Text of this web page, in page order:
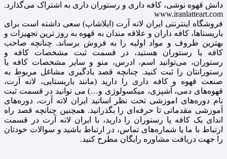
دانش قهوه نوشی، کافه داری و رستوران داری به اشتراک می‌گذارد.
www.iranlatteart.com
فروشگاه اینترنتی ایران لاته آرت (ایلاشاپ) سعی داشته است برای
باریستاها، کافه داران و علاقه مندان به قهوه به روز ترین تجهیزات و
بهترین ظروف و مواد اولیه را به فروش برساند. چنانچه صاحب
کافه یا رستوران هستید، در قسمت ثبت مشخصات کافه و
رستوران، می‌توانید اسم، ادرس، منو و سایر مشخصات کافه یا
رستورانتان را ثبت کنید. چنانچه قصد یادگیری مشاغل مربوط به
صنعت قهوه و کافه داری را دارید (مانند باریستایی، لاته آرت،
قهوه‌های دمی، آشپزی، میکسولوژی و…) می توانید در قسمت ثبت
نام دوره‌های اموزشی تحت نظر اساتید ایران لاته آرت، دوره‌های
آموزشی مقدماتی تا حرفه‌ای را بگذرانید. همچنین چنانچه قصد راه
اندای یک کافه یا رستوران را دارید، با ایران لاته آرت در قسمت
ارتباط با ما یا شماره‌های تماس، در ارتباط باشید و سوالات خودتان
را جهت دریافت مشاوره‌ رایگان مطرح کنید.